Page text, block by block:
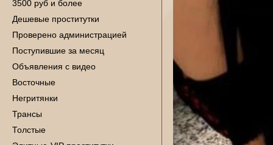
3500 руб и более
Дешевые проститутки
Проверено администрацией
Поступившие за месяц
Объявления с видео
Восточные
Негритянки
Трансы
Толстые